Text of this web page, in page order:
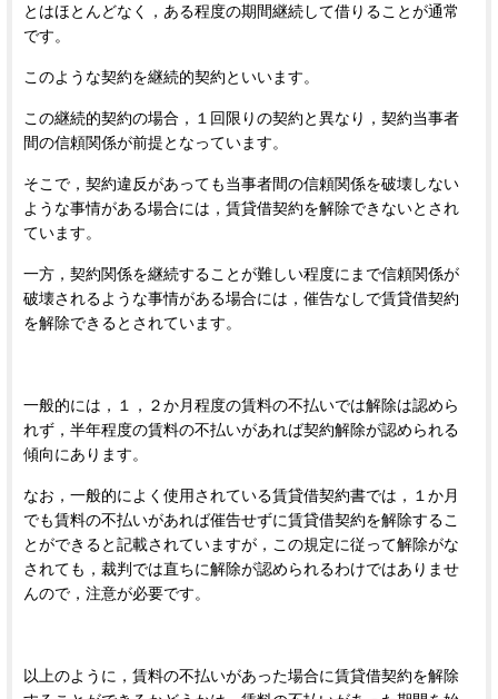
とはほとんどなく，ある程度の期間継続して借りることが通常
です。
このような契約を継続的契約といいます。
この継続的契約の場合，１回限りの契約と異なり，契約当事者
間の信頼関係が前提となっています。
そこで，契約違反があっても当事者間の信頼関係を破壊しない
ような事情がある場合には，賃貸借契約を解除できないとされ
ています。
一方，契約関係を継続することが難しい程度にまで信頼関係が
破壊されるような事情がある場合には，催告なしで賃貸借契約
を解除できるとされています。
一般的には，１，２か月程度の賃料の不払いでは解除は認めら
れず，半年程度の賃料の不払いがあれば契約解除が認められる
傾向にあります。
なお，一般的によく使用されている賃貸借契約書では，１か月
でも賃料の不払いがあれば催告せずに賃貸借契約を解除するこ
とができると記載されていますが，この規定に従って解除がな
されても，裁判では直ちに解除が認められるわけではありませ
んので，注意が必要です。
以上のように，賃料の不払いがあった場合に賃貸借契約を解除